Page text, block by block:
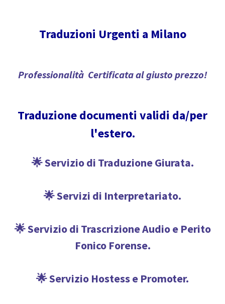
Traduzioni Urgenti a Milano
Professionalità Certificata al giusto prezzo!
Traduzione documenti validi da/per
l'estero.
🌟 Servizio di Traduzione Giurata.
🌟 Servizi di Interpretariato.
🌟 Servizio di Trascrizione Audio e Perito
Fonico Forense.
🌟 Servizio Hostess e Promoter.